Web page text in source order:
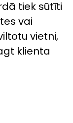
tiek sūtīti
vai
vietni,
klienta